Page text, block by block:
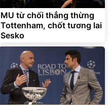
MU từ chối thẳng thừng
Tottenham, chốt tương lai
Sesko